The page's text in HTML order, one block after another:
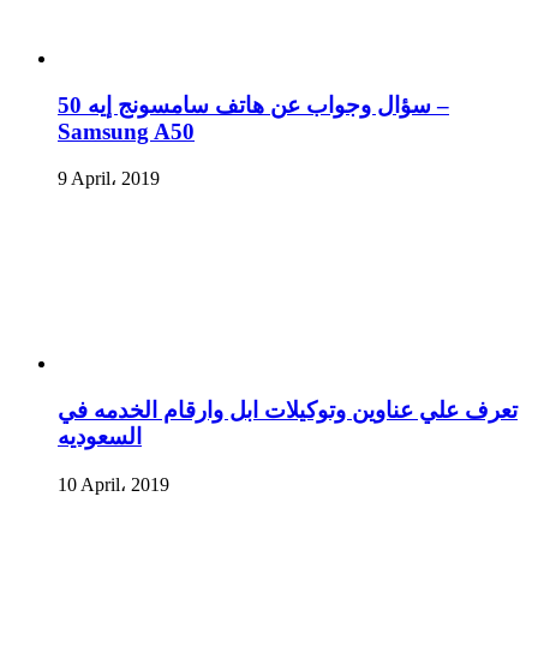
سؤال وجواب عن هاتف سامسونج إيه 50 –
Samsung A50
9 April، 2019
تعرف علي عناوين وتوكيلات ابل وارقام الخدمه في
السعوديه
10 April، 2019